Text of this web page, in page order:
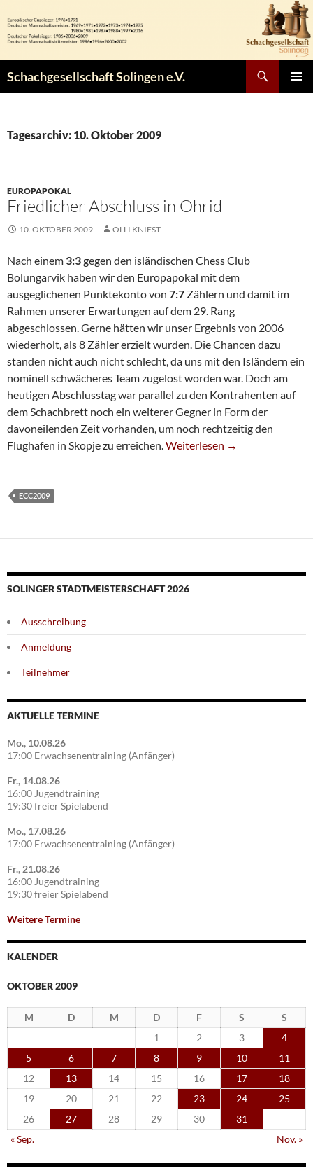
Inhalt
springen
Schachgesellschaft Solingen e.V.
Tagesarchiv: 10. Oktober 2009
EUROPAPOKAL
Friedlicher Abschluss in Ohrid
10. OKTOBER 2009 OLLI KNIEST
Nach einem 3:3gegen den isländischen Chess Club
Bolungarvik haben wir den Europapokal mit dem
ausgeglichenen Punktekonto von 7:7 Zählern und damit im
Rahmen unserer Erwartungen auf dem 29. Rang
abgeschlossen. Gerne hätten wir unser Ergebnis von 2006
wiederholt, als 8 Zähler erzielt wurden. Die Chancen dazu
standen nicht auch nicht schlecht, da uns mit den Isländern ein
nominell schwächeres Team zugelost worden war. Doch am
heutigen Abschlusstag war parallel zu den Kontrahenten auf
dem Schachbrett noch ein weiterer Gegner in Form der
davoneilenden Zeit vorhanden, um noch rechtzeitig den
Flughafen in Skopje zu erreichen.Friedlicher Abschluss In Ohrid
Weiterlesen →
ECC2009
SOLINGER STADTMEISTERSCHAFT 2026
Ausschreibung
Anmeldung
Teilnehmer
AKTUELLE TERMINE
Mo., 10.08.26
17:00 Erwachsenentraining (Anfänger)
Fr., 14.08.26
16:00 Jugendtraining
19:30 freier Spielabend
Mo., 17.08.26
17:00 Erwachsenentraining (Anfänger)
Fr., 21.08.26
16:00 Jugendtraining
19:30 freier Spielabend
Weitere Termine
KALENDER
OKTOBER 2009
M D M D F S
S
1
2 3
4
5
6 7 8 9 10
11
12
13 14 15 16 17
18
19
20 21 22 23 24
25
26
27 28 29 30
31
« Sep.
Nov. »